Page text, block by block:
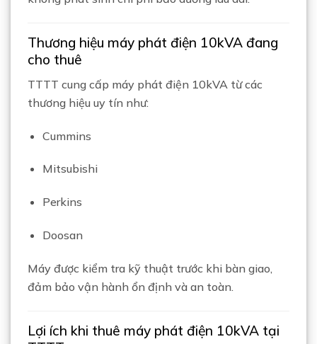
Thương hiệu máy phát điện 10kVA đang
cho thuê
TTTT cung cấp máy phát điện 10kVA từ các
thương hiệu uy tín như:
Cummins
Mitsubishi
Perkins
Doosan
Máy được kiểm tra kỹ thuật trước khi bàn giao,
đảm bảo vận hành ổn định và an toàn.
Lợi ích khi thuê máy phát điện 10kVA tại